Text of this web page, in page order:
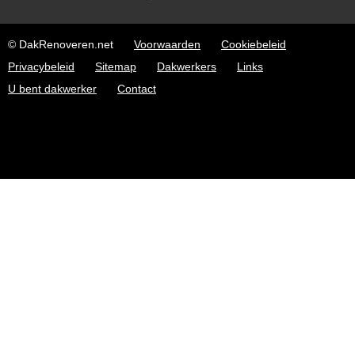
© DakRenoveren.net Voorwaarden
Cookiebeleid
Privacybeleid
Sitemap Dakwerkers
Links
U bent dakwerker
Contact